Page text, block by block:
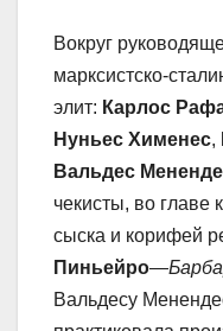
Вокруг
марксистско-
элит: Карлос
Нуньес Хименес,
Вальдес
чекисты, во главе
сыска и корифей
Пиньейро—
Вальдесу